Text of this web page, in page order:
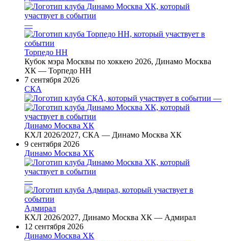
—
Торпедо НН
Кубок мэра Москвы по хоккею 2026, Динамо Москва
ХК — Торпедо НН
7 сентября 2026
СКА
—
Динамо Москва ХК
КХЛ 2026/2027, СКА — Динамо Москва ХК
9 сентября 2026
Динамо Москва ХК
—
Адмирал
КХЛ 2026/2027, Динамо Москва ХК — Адмирал
12 сентября 2026
Динамо Москва ХК